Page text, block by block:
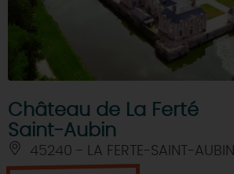
Château de La Ferté
Saint-Aubin
45240 - LA FERTE-SAINT-AUBIN